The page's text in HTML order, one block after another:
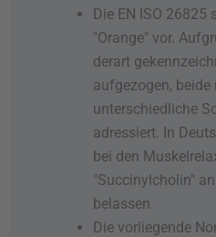
Die EN ISO
"Orange" vor.
derart
aufgezogen,
unterschiedliche
adressiert. In
bei den
"Succinylcholin"
belassen.
Die vorliegende